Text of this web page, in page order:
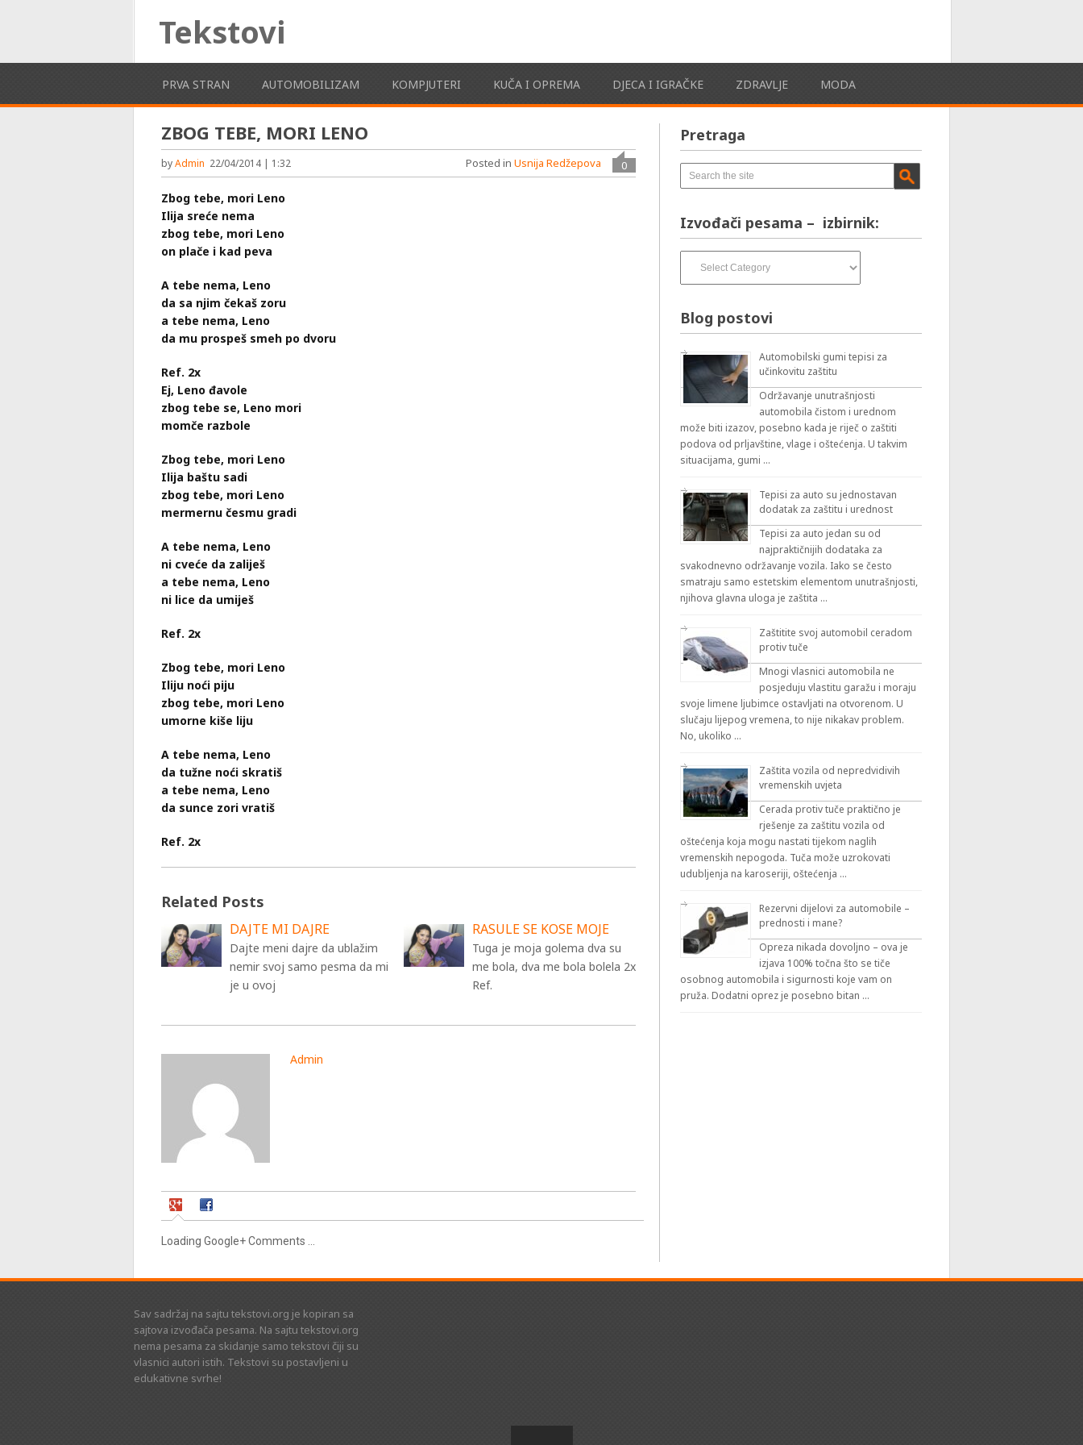
Tekstovi
PRVA STRAN AUTOMOBILIZAM KOMPJUTERI KUČA I OPREMA DJECA I IGRAČKE ZDRAVLJE MODA
ZBOG TEBE, MORI LENO
byAdmin 22/04/2014 | 1:32 0
Posted inUsnija Redžepova
Zbog tebe, mori Leno
Ilija sreće nema
zbog tebe, mori Leno
on plače i kad peva
A tebe nema, Leno
da sa njim čekaš zoru
a tebe nema, Leno
da mu prospeš smeh po dvoru
Ref. 2x
Ej, Leno đavole
zbog tebe se, Leno mori
momče razbole
Zbog tebe, mori Leno
Ilija baštu sadi
zbog tebe, mori Leno
mermernu česmu gradi
A tebe nema, Leno
ni cveće da zaliješ
a tebe nema, Leno
ni lice da umiješ
Ref. 2x
Zbog tebe, mori Leno
Iliju noći piju
zbog tebe, mori Leno
umorne kiše liju
A tebe nema, Leno
da tužne noći skratiš
a tebe nema, Leno
da sunce zori vratiš
Ref. 2x
Related Posts
DAJTE MI DAJRE
Dajte meni dajre da ublažim
nemir svoj samo pesma da mi
je u ovoj
RASULE SE KOSE MOJE
Tuga je moja golema dva su
me bola, dva me bola bolela 2x
Ref.
Admin
Loading Google+ Comments ...
Pretraga
Izvođači pesama – izbirnik:
pesama
Blog postovi
Automobilski gumi tepisi za
učinkovitu zaštitu
Održavanje unutrašnjosti
automobila čistom i urednom
može biti izazov, posebno kada je riječ o zaštiti
podova od prljavštine, vlage i oštećenja. U takvim
situacijama, gumi …
Tepisi za auto su jednostavan
dodatak za zaštitu i urednost
Tepisi za auto jedan su od
najpraktičnijih dodataka za
svakodnevno održavanje vozila. Iako se često
smatraju samo estetskim elementom unutrašnjosti,
njihova glavna uloga je zaštita …
Zaštitite svoj automobil ceradom
protiv tuče
Mnogi vlasnici automobila ne
posjeduju vlastitu garažu i moraju
svoje limene ljubimce ostavljati na otvorenom. U
slučaju lijepog vremena, to nije nikakav problem.
No, ukoliko …
Zaštita vozila od nepredvidivih
vremenskih uvjeta
Cerada protiv tuče praktično je
rješenje za zaštitu vozila od
oštećenja koja mogu nastati tijekom naglih
vremenskih nepogoda. Tuča može uzrokovati
udubljenja na karoseriji, oštećenja …
Rezervni dijelovi za automobile –
prednosti i mane?
Opreza nikada dovoljno – ova je
izjava 100% točna što se tiče
osobnog automobila i sigurnosti koje vam on
pruža. Dodatni oprez je posebno bitan …
Sav sadržaj na sajtu tekstovi.org je kopiran sa
sajtova izvođača pesama. Na sajtu tekstovi.org
nema pesama za skidanje samo tekstovi čiji su
vlasnici autori istih. Tekstovi su postavljeni u
edukativne svrhe!